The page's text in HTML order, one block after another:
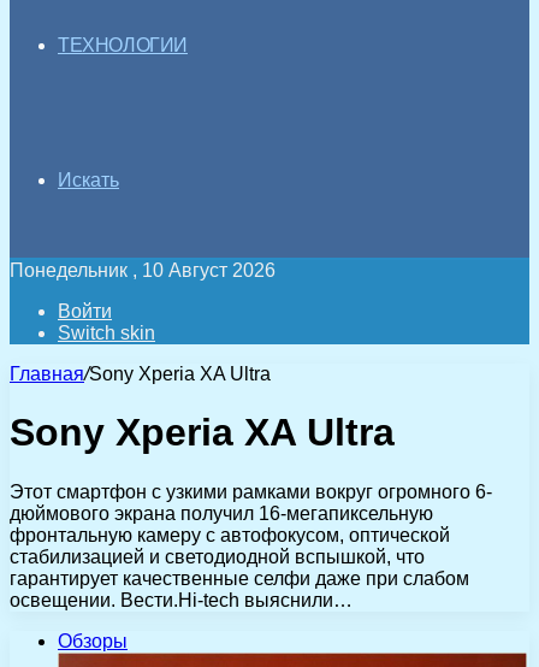
ТЕХНОЛОГИИ
Искать
Понедельник , 10 Август 2026
Войти
Switch skin
Главная/Sony Xperia XA Ultra
Sony Xperia XA Ultra
Этот смартфон с узкими рамками вокруг огромного 6-
дюймового экрана получил 16-мегапиксельную
фронтальную камеру с автофокусом, оптической
стабилизацией и светодиодной вспышкой, что
гарантирует качественные селфи даже при слабом
освещении. Вести.Hi-tech выяснили…
Обзоры